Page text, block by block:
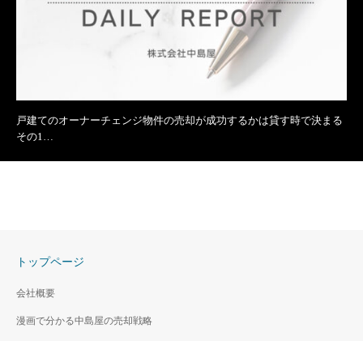
戸建てのオーナーチェンジ物件の売却が成功するかは貸す時で決まる
その1…
トップページ
会社概要
漫画で分かる中島屋の売却戦略